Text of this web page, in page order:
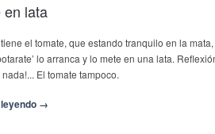
en lata
el tomate, que estando tranquilo en la mata,
lo arranca y lo mete en una lata.
nada!... El tomate tampoco.
→